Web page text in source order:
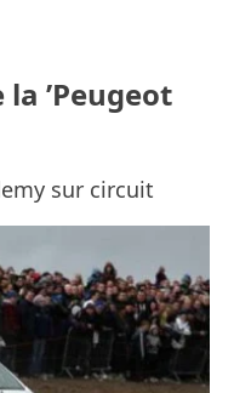
’Peugeot
sur circuit